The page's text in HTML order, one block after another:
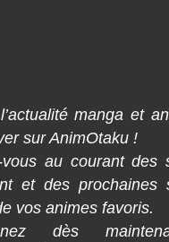
manga et
sur AnimOtaku !
vous au courant des
et des prochaines
vos animes favoris.
dès